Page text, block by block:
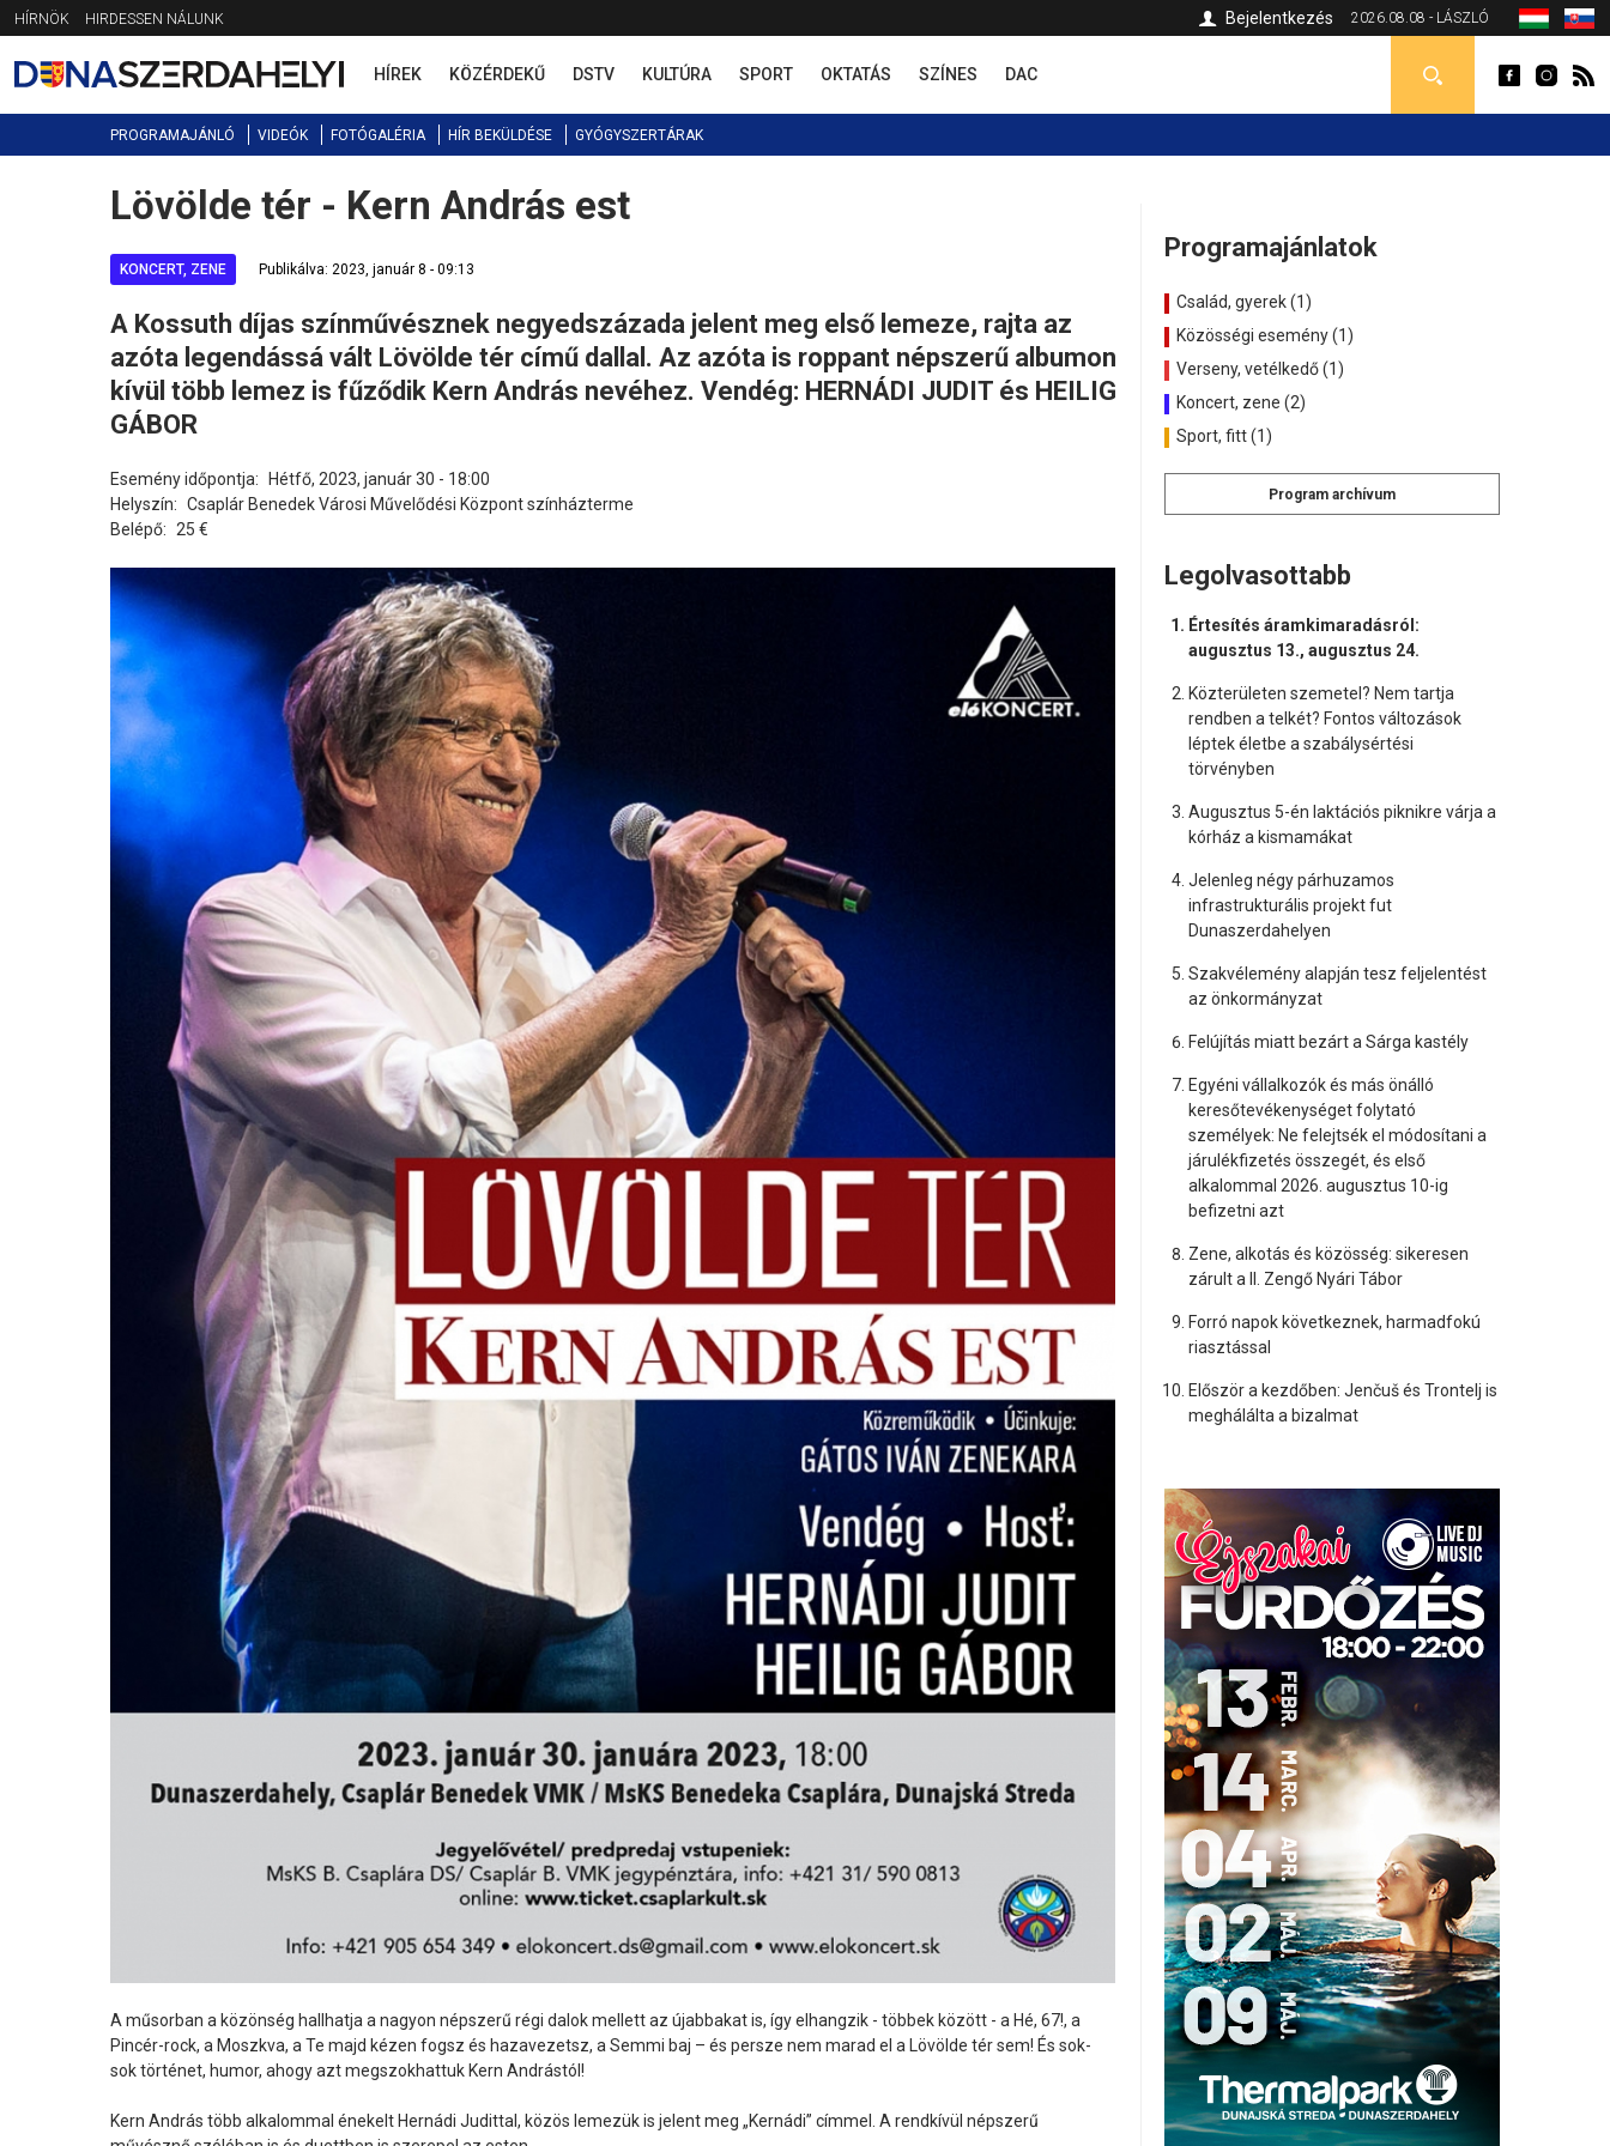
Jump
to
navigation
HÍRNÖK HIRDESSEN NÁLUNK 2026.08.08 - LÁSZLÓ
Bejelentkezés
HÍREK KÖZÉRDEKŰ DSTV KULTÚRA SPORT OKTATÁS SZÍNES DAC
PROGRAMAJÁNLÓ VIDEÓK FOTÓGALÉRIA HÍR BEKÜLDÉSE GYÓGYSZERTÁRAK
Back
to
Lövölde tér - Kern András est
KONCERT, ZENE Publikálva: 2023, január 8 - 09:13
A Kossuth díjas színművésznek negyedszázada jelent meg első lemeze, rajta az
azóta legendássá vált Lövölde tér című dallal. Az azóta is roppant népszerű albumon
kívül több lemez is fűződik Kern András nevéhez. Vendég: HERNÁDI JUDIT és HEILIG
GÁBOR
Esemény időpontja:
Hétfő, 2023, január 30 - 18:00
Helyszín: Csaplár Benedek Városi Művelődési Központ színházterme
Belépő:
25 €
A műsorban a közönség hallhatja a nagyon népszerű régi dalok mellett az újabbakat is, így elhangzik - többek között - a Hé, 67!, a
Pincér-rock, a Moszkva, a Te majd kézen fogsz és hazavezetsz, a Semmi baj – és persze nem marad el a Lövölde tér sem! És sok-
sok történet, humor, ahogy azt megszokhattuk Kern Andrástól!
Kern András több alkalommal énekelt Hernádi Judittal, közös lemezük is jelent meg „Kernádi” címmel. A rendkívül népszerű
Programajánlatok
Család, gyerek (1)
Közösségi esemény (1)
Verseny, vetélkedő (1)
Koncert, zene (2)
Sport, fitt (1)
Program archívum
Legolvasottabb
Értesítés áramkimaradásról:
augusztus 13., augusztus 24.
Közterületen szemetel? Nem tartja
rendben a telkét? Fontos változások
léptek életbe a szabálysértési
törvényben
Augusztus 5-én laktációs piknikre várja a
kórház a kismamákat
Jelenleg négy párhuzamos
infrastrukturális projekt fut
Dunaszerdahelyen
Szakvélemény alapján tesz feljelentést
az önkormányzat
Felújítás miatt bezárt a Sárga kastély
Egyéni vállalkozók és más önálló
keresőtevékenységet folytató
személyek: Ne felejtsék el módosítani a
járulékfizetés összegét, és első
alkalommal 2026. augusztus 10-ig
befizetni azt
Zene, alkotás és közösség: sikeresen
zárult a II. Zengő Nyári Tábor
Forró napok következnek, harmadfokú
riasztással
Először a kezdőben: Jenčuš és Trontelj is
meghálálta a bizalmat